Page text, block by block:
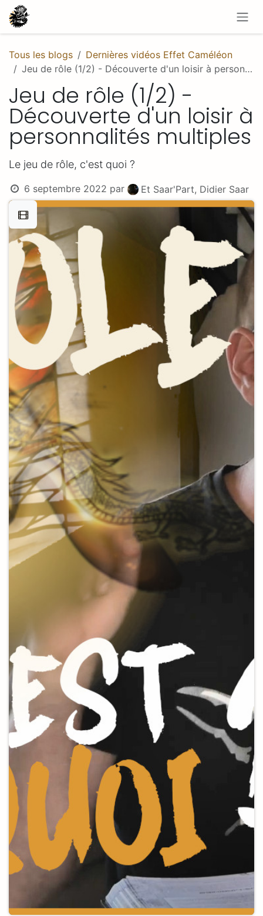
Se rendre au contenu
Tous les blogs
Dernières vidéos Effet Caméléon
Jeu de rôle (1/2) - Découverte d'un loisir à personnalités multiples
Jeu de rôle (1/2) -
Découverte d'un loisir à
personnalités multiples
Le jeu de rôle, c'est quoi ?
6 septembre 2022 par Et Saar'Part, Didier Saar